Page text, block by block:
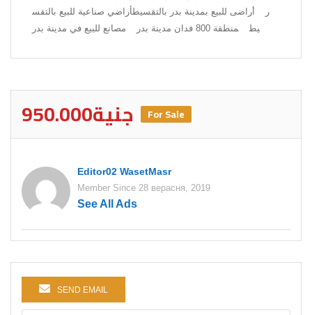
ر
أراضى للبيع بمدينة بدر بالتقسيطأراضي صناعية للبيع بالتقس
يط
منطقة 800 فدان مدينة بدر مصانع للبيع في مدينة بدر
950.000جنية For Sale
Editor02 WasetMasr
Member Since 28 верасня, 2019
See All Ads
SEND EMAIL